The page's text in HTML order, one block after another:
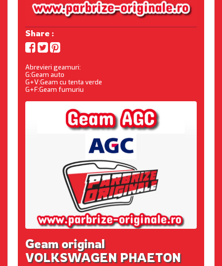
Share :
Abrevieri geamuri:
G:Geam auto
G+V:Geam cu tenta verde
G+F:Geam fumuriu
Geam original
VOLKSWAGEN PHAETON